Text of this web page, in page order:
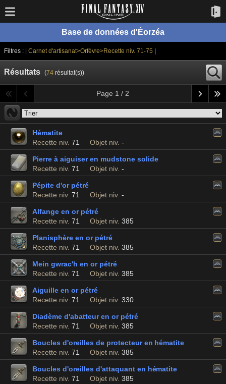
Base de données d'Éorzéa
Filtres : | Carnet d'artisanat>Orfèvre>Recette niv. 71-75
Résultats (74résultat(s))
Page 1 / 2
Hématite
Recette niv. 71 Objet niv. -
Pierre à aiguiser en mudstone solide
Recette niv. 71 Objet niv. -
Pépite d'or pétré
Recette niv. 71 Objet niv. -
Alfange en or pétré
Recette niv. 71 Objet niv. 385
Planisphère en or pétré
Recette niv. 71 Objet niv. 385
Mein gwrac'h en or pétré
Recette niv. 71 Objet niv. 385
Aiguille en or pétré
Recette niv. 71 Objet niv. 330
Diadème d'abatteur en or pétré
Recette niv. 71 Objet niv. 385
Boucles d'oreilles de protecteur en hématite
Recette niv. 71 Objet niv. 385
Boucles d'oreilles d'attaquant en hématite
Recette niv. 71 Objet niv. 385